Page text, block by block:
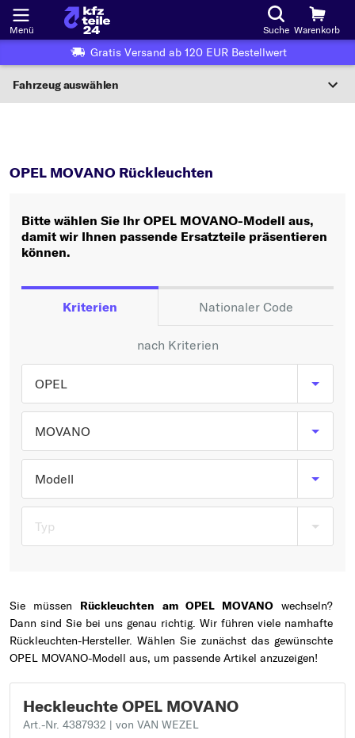
Menü Suche Warenkorb
Gratis Versand ab 120 EUR Bestellwert
Fahrzeug auswählen
Wo finde ich die?
Oder
Oder Fahrzeugauswahl nach Kriterien:
Hersteller wählen
Typ wählen
OPEL MOVANO Rückleuchten
Bitte wählen Sie Ihr OPEL MOVANO-Modell aus,
damit wir Ihnen passende Ersatzteile präsentieren
können.
Kriterien Nationaler Code
nach Kriterien
OPEL
MOVANO
Modell
Typ
Sie müssen Rückleuchten am OPEL MOVANOwechseln?
Dann sind Sie bei uns genau richtig. Wir führen viele namhafte
Rückleuchten-Hersteller. Wählen Sie zunächst das gewünschte
OPEL MOVANO-Modell aus, um passende Artikel anzuzeigen!
Heckleuchte OPEL MOVANO
Art.-Nr. 4387932 | von VAN WEZEL